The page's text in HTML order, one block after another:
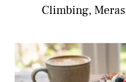
Climbing,